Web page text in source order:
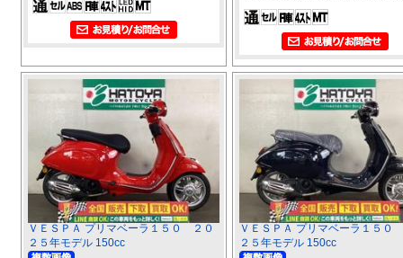
ＶＥＳＰＡ プリマベーラ１５０ ２０
２５年モデル 150cc
ＶＥＳＰＡ プリマベーラ１５０
２５年モデル 150cc